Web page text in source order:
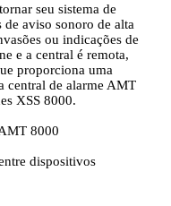
seu sistema de
aviso sonoro de alta
ou indicações de
e a central é remota,
proporciona uma
central de alarme AMT
XSS 8000.
8000
dispositivos